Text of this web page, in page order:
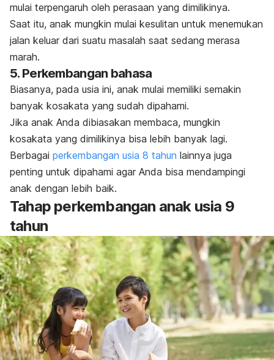
mulai terpengaruh oleh perasaan yang dimilikinya.
Saat itu, anak mungkin mulai kesulitan untuk menemukan
jalan keluar dari suatu masalah saat sedang merasa
marah.
5. Perkembangan bahasa
Biasanya, pada usia ini, anak mulai memiliki semakin
banyak kosakata yang sudah dipahami.
Jika anak Anda dibiasakan membaca, mungkin
kosakata yang dimilikinya bisa lebih banyak lagi.
Berbagai perkembangan usia 8 tahun lainnya juga
penting untuk dipahami agar Anda bisa mendampingi
anak dengan lebih baik.
Tahap perkembangan anak usia 9
tahun